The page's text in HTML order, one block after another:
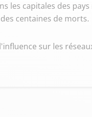
les capitales des
centaines de morts.
sur les